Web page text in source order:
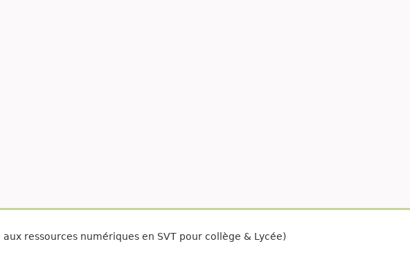
ressources numériques en SVT pour collège & Lycée)